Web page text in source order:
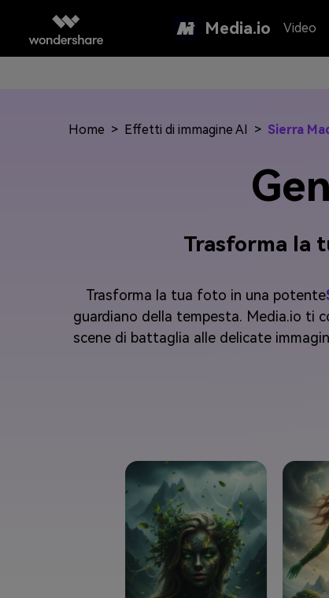
Media.io Video
Home > Effetti di immagine AI > Sierra
Trasforma la
Trasforma la tua foto in una potente
guardiano della tempesta. Media.io ti
scene di battaglia alle delicate